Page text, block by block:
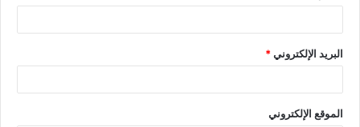
البريد الإلكتروني*
الموقع الإلكتروني